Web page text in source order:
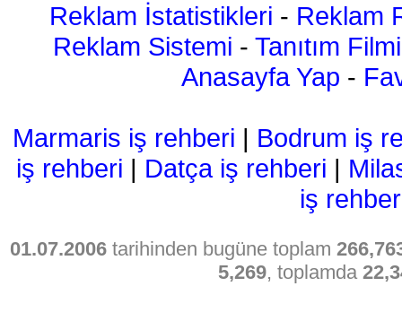
Reklam İstatistikleri - Reklam
Reklam Sistemi - Tanıtım Filmi
Anasayfa Yap -
Marmaris iş rehberi | Bodrum iş
iş rehberi | Datça iş rehberi |
iş
01.07.2006 tarihinden bugüne toplam
5,269, toplamda